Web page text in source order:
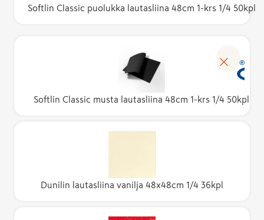
Softlin Classic puolukka lautasliina 48cm 1-krs 1/4 50kpl
Softlin Classic musta lautasliina 48cm 1-krs 1/4 50kpl
Dunilin lautasliina vanilja 48x48cm 1/4 36kpl